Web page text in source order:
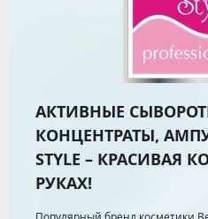
АКТИВНЫЕ
КОНЦЕНТРАТЫ,
STYLE – КРАСИВАЯ
РУКАХ!